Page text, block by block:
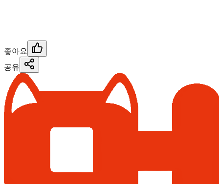
좋아요
공유